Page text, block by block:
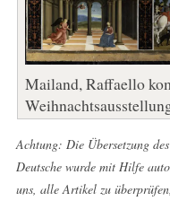
Mailand, Raffaello
Achtung: Die Übersetzung
Deutsche wurde mit Hilfe
uns, alle Artikel zu